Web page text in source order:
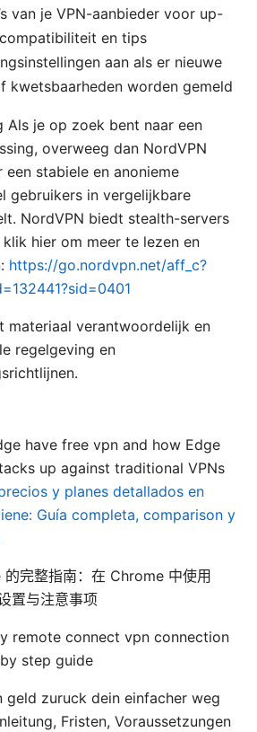
van je VPN-aanbieder voor up-
en tips
aan als er nieuwe
kwetsbaarheden worden gemeld
je op zoek bent naar een
overweeg dan NordVPN
stabiele en anonieme
gebruikers in vergelijkbare
NordVPN biedt stealth-servers
hier om meer te lezen en
https://go.nordvpn.net/aff_c?
materiaal verantwoordelijk en
regelgeving en
have free vpn and how Edge
up against traditional VPNs
y planes detallados en
Guía completa, comparison y
完整指南：在 Chrome 中使用
置与注意事项
remote connect vpn connection
step guide
geld zuruck dein einfacher weg
Fristen, Voraussetzungen